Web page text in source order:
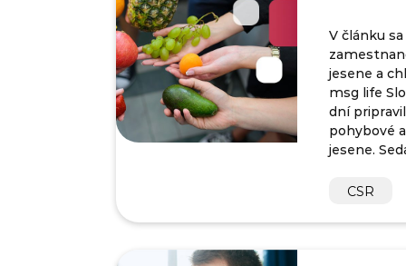
V článku
jesene a
msg life
dní
pohybové
jesene.
CSR